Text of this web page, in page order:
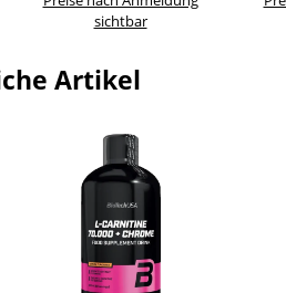
sichtbar
Artikel